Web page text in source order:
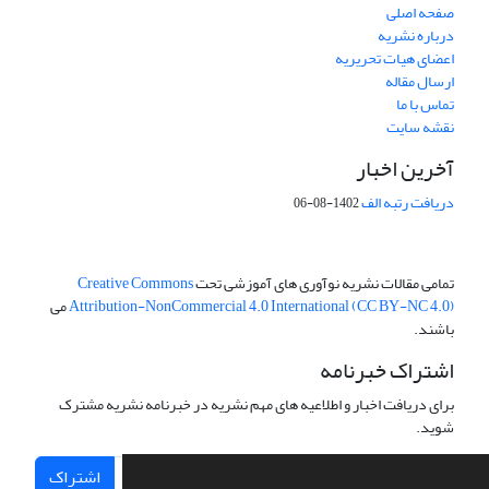
صفحه اصلی
درباره نشریه
اعضای هیات تحریریه
ارسال مقاله
تماس با ما
نقشه سایت
آخرین اخبار
دریافت رتبه الف1402-08-06
تمامی مقالات نشریه نوآوری های آموزشی تحتCreative Commons
Attribution-NonCommercial 4.0 International (CC BY-NC 4.0)می
باشند.
اشتراک خبرنامه
برای دریافت اخبار و اطلاعیه های مهم نشریه در خبرنامه نشریه مشترک
شوید.
اشتراک